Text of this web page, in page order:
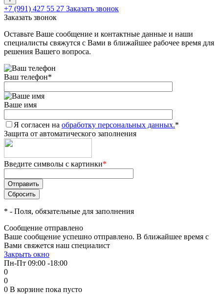
+7 (991) 427 55 27 Заказать звонок
Заказать звонок
Оставьте Ваше сообщение и контактные данные и наши
специалисты свяжутся с Вами в ближайшее рабочее время для
решения Вашего вопроса.
Ваш телефон*
Ваше имя
Я согласен на обработку персональных данных.*
Защита от автоматического заполнения
Введите символы с картинки*
* - Поля, обязательные для заполнения
Сообщение отправлено
Ваше сообщение успешно отправлено. В ближайшее время с
Вами свяжется наш специалист
Закрыть окно
Пн-Пт 09:00 -18:00
0
0
0 В корзине пока пусто
Добавляйте товары
в корзину
Оплачивайте сегодня только
25% картой любого банка
Получайте товар
выбранный способом
Оставшиеся75% будут
списыватьсяс вашей карты
по
Подробнее
об оплате Плайтом